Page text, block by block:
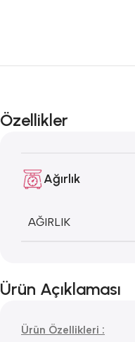
Özellikler
Ağırlık
AĞIRLIK
Ürün Açıklaması
Ürün Özellikleri :